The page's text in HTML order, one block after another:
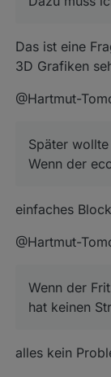
Das ist eine
3D Grafiken
@Hartmut-
Später
Wenn der
einfaches
@Hartmut-
Wenn der
hat keinen
alles kein